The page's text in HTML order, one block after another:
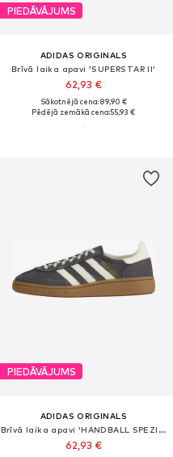
PIEDĀVĀJUMS
ADIDAS ORIGINALS
Brīvā laika apavi 'SUPERSTAR II'
62,93 €
Sākotnējā cena: 89,90 €
Pēdējā zemākā cena:55,93 €
PIEDĀVĀJUMS
ADIDAS ORIGINALS
Brīvā laika apavi 'HANDBALL SPEZIAL'
62,93 €